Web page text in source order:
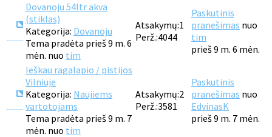
Dovanoju 54ltr akva
(stiklas)
Kategorija: Dovanoju
Tema pradėta prieš 9 m. 6
mėn. nuo tim
Atsakymų:1
Perž.:4044
Paskutinis
pranešimas nuo
tim
prieš 9 m. 6 mėn.
Ieškau ragalapio / pistijos
Vilniuje
Kategorija: Naujiems
vartotojams
Tema pradėta prieš 9 m. 7
mėn. nuo tim
Atsakymų:2
Perž.:3581
Paskutinis
pranešimas nuo
EdvinasK
prieš 9 m. 7 mėn.